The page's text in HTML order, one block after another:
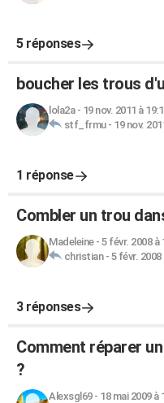
5 réponses
boucher les trous
lola2a- 19 nov. 2011 à
stf_frmu- 19 nov.
1 réponse
Combler un trou
Madeleine- 5 févr. 2008 à
christian- 5 févr. 2008
3 réponses
Comment réparer
?
Alexsgl69- 18 mai 2009 à